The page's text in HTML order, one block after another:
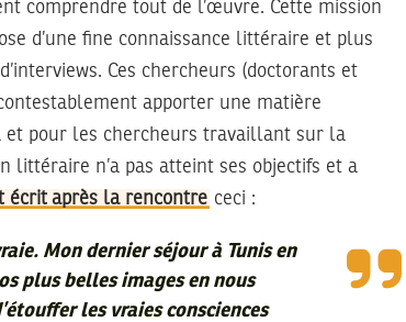
comprendre tout de l’œuvre. Cette mission
d’une fine connaissance littéraire et plus
Ces chercheurs (doctorants et
apporter une matière
et pour les chercheurs travaillant sur la
littéraire n’a pas atteint ses objectifs et a
écrit après la rencontre ceci :
Mon dernier séjour à Tunis en
plus belles images en nous
les vraies consciences